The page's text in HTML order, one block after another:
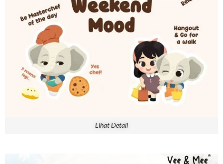
Lihat Detail